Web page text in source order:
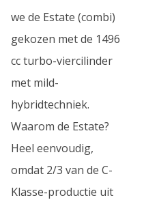
we de Estate (combi)
gekozen met de 1496
cc turbo-viercilinder
met mild-
hybridtechniek.
Waarom de Estate?
Heel eenvoudig,
omdat 2/3 van de C-
Klasse-productie uit